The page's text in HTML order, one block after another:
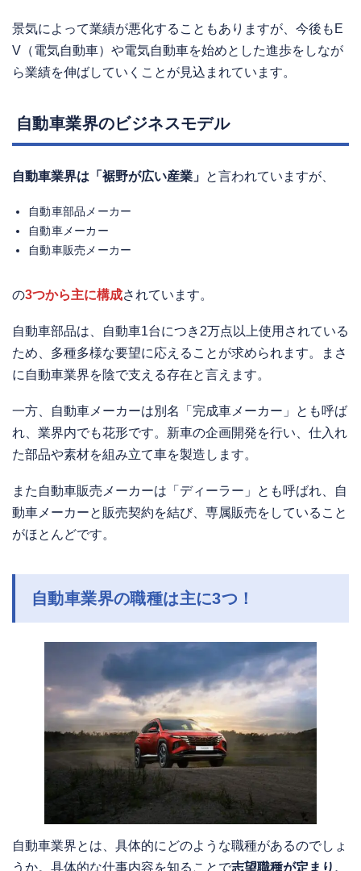
景気によって業績が悪化することもありますが、今後もE
V（電気自動車）や電気自動車を始めとした進歩をしなが
ら業績を伸ばしていくことが見込まれています。
自動車業界のビジネスモデル
自動車業界は「裾野が広い産業」 と言われていますが、
自動車部品メーカー
自動車メーカー
自動車販売メーカー
の3つから主に構成されています。
自動車部品は、自動車1台につき2万点以上使用されている
ため、多種多様な要望に応えることが求められます。まさ
に自動車業界を陰で支える存在と言えます。
一方、自動車メーカーは別名「完成車メーカー」とも呼ば
れ、業界内でも花形です。新車の企画開発を行い、仕入れ
た部品や素材を組み立て車を製造します。
また自動車販売メーカーは「ディーラー」とも呼ばれ、自
動車メーカーと販売契約を結び、専属販売をしていること
がほとんどです。
自動車業界の職種は主に3つ！
自動車業界とは、具体的にどのような職種があるのでしょ
うか。具体的な仕事内容を知ることで志望職種が定まり、